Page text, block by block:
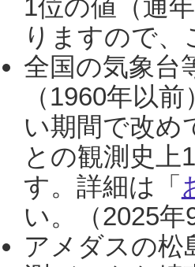
1位の値（通
りますので、
全国の気象台
（1960年以
い期間で改め
との観測史上
す。詳細は「
い。（2025年
アメダスの松